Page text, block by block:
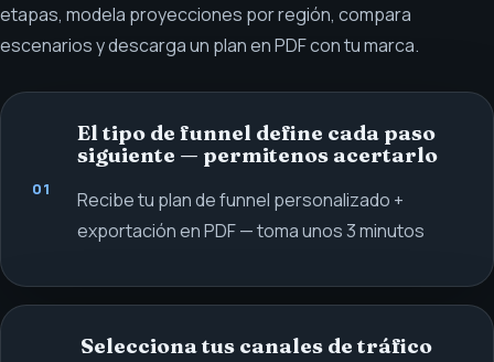
etapas, modela proyecciones por región, compara
escenarios y descarga un plan en PDF con tu marca.
01
El tipo de funnel define cada paso
siguiente — permitenos acertarlo
Recibe tu plan de funnel personalizado +
exportación en PDF — toma unos 3 minutos
Selecciona tus canales de tráfico